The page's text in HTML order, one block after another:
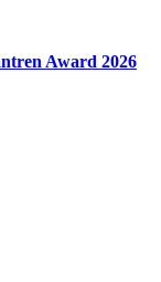
Award 2026